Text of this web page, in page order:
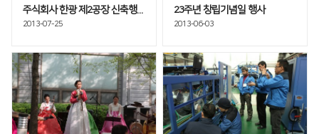
주식회사 한광 제2공장 신축행사
2013-07-25
23주년 창립기념일 행사
2013-06-03